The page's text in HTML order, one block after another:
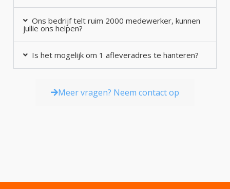
Ons bedrijf telt ruim 2000 medewerker, kunnen
jullie ons helpen?
Is het mogelijk om 1 afleveradres te hanteren?
Meer vragen? Neem contact op